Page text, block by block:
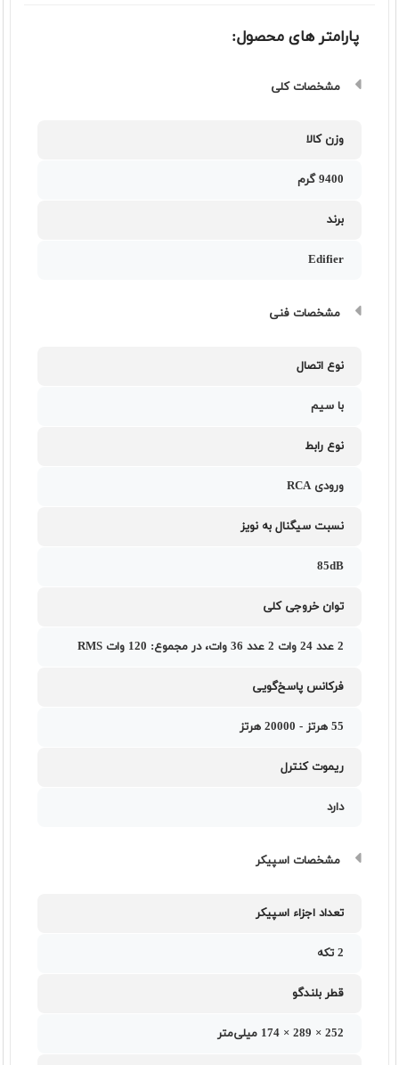
پارامتر های محصول:
مشخصات کلی
وزن کالا
9400 گرم
برند
Edifier
مشخصات فنی
نوع اتصال
با سیم
نوع رابط
ورودی RCA
نسبت سیگنال به نویز
85dB
توان خروجی کلی
2 عدد 24 وات 2 عدد 36 وات، در مجموع: 120 وات RMS
فرکانس پاسخ‌گویی
55 هرتز - 20000 هرتز
ریموت کنترل
دارد
مشخصات اسپیکر
تعداد اجزاء اسپیکر
2 تکه
قطر بلندگو
252 × 289 × 174 میلی‌متر